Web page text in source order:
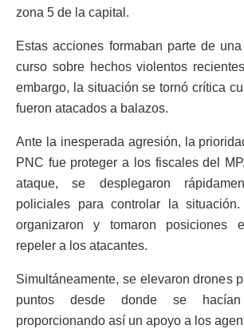
zona 5 de la capital.
Estas acciones formaban parte de
curso sobre hechos violentos
embargo, la situación se tornó crítica
fueron atacados a balazos.
Ante la inesperada agresión, la
PNC fue proteger a los fiscales del
ataque, se desplegaron
policiales para controlar la
organizaron y tomaron posiciones
repeler a los atacantes.
Simultáneamente, se elevaron drones
puntos desde donde se
proporcionando así un apoyo a los